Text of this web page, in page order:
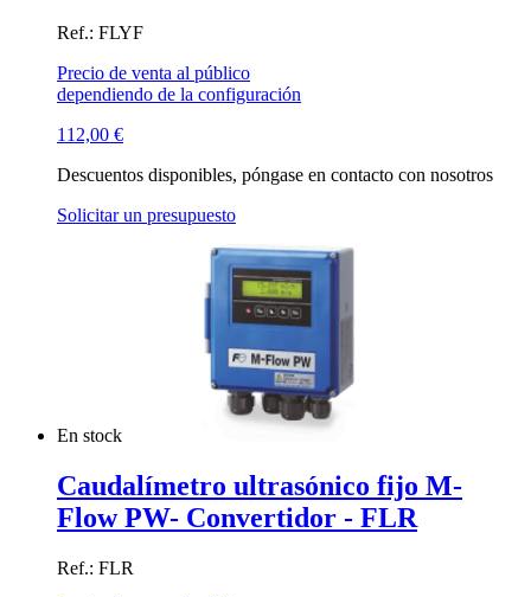
Ref.: FLYF
Precio de venta al público
dependiendo de la configuración
112,00 €
Descuentos disponibles, póngase en contacto con nosotros
Solicitar un presupuesto
En stock
Caudalímetro ultrasónico fijo M-
Flow PW- Convertidor - FLR
Ref.: FLR